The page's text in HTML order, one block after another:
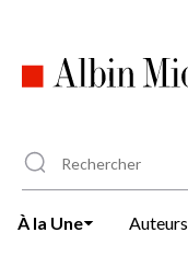
principal
À la Une Auteurs